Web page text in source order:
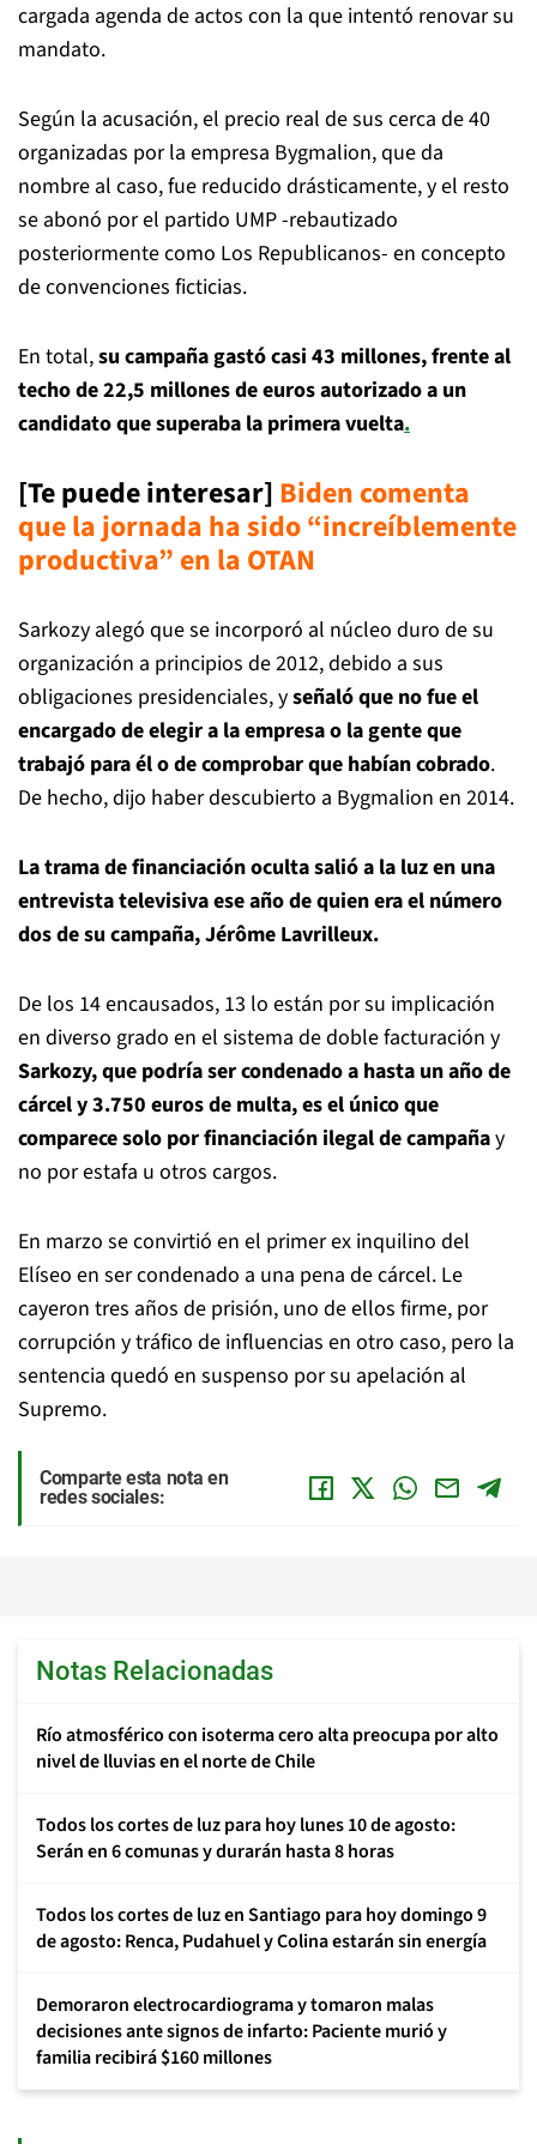
cargada agenda de actos con la que intentó renovar su
mandato.
Según la acusación, el precio real de sus cerca de 40
organizadas por la empresa Bygmalion, que da
nombre al caso, fue reducido drásticamente, y el resto
se abonó por el partido UMP -rebautizado
posteriormente como Los Republicanos- en concepto
de convenciones ficticias.
En total,su campaña gastó casi 43 millones, frente al
techo de 22,5 millones de euros autorizado a un
candidato que superaba la primera vuelta.
[Te puede interesar] Biden comenta
que la jornada ha sido “increíblemente
productiva” en la OTAN
Sarkozy alegó que se incorporó al núcleo duro de su
organización a principios de 2012, debido a sus
obligaciones presidenciales, yseñaló que no fue el
encargado de elegir a la empresa o la gente que
trabajó para él o de comprobar que habían cobrado.
De hecho, dijo haber descubierto a Bygmalion en 2014.
La trama de financiación oculta salió a la luz en una
entrevista televisiva ese año de quien era el número
dos de su campaña, Jérôme Lavrilleux.
De los 14 encausados, 13 lo están por su implicación
en diverso grado en el sistema de doble facturación y
Sarkozy, que podría ser condenado a hasta un año de
cárcel y 3.750 euros de multa, es el único que
comparece solo por financiación ilegal de campañay
no por estafa u otros cargos.
En marzo se convirtió en el primer ex inquilino del
Elíseo en ser condenado a una pena de cárcel. Le
cayeron tres años de prisión, uno de ellos firme, por
corrupción y tráfico de influencias en otro caso, pero la
sentencia quedó en suspenso por su apelación al
Supremo.
Comparte esta nota en
redes sociales:
Notas Relacionadas
Río atmosférico con isoterma cero alta preocupa por alto
nivel de lluvias en el norte de Chile
Todos los cortes de luz para hoy lunes 10 de agosto:
Serán en 6 comunas y durarán hasta 8 horas
Todos los cortes de luz en Santiago para hoy domingo 9
de agosto: Renca, Pudahuel y Colina estarán sin energía
Demoraron electrocardiograma y tomaron malas
decisiones ante signos de infarto: Paciente murió y
familia recibirá $160 millones